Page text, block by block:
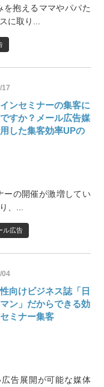
抱えるママやパパた
に取り...
17
ンセミナーの集客に
すか？メール広告媒
した集客効率UPの
ーの開催が激増してい
、...
ル広告
04
向けビジネス誌「日
ン」だからできる効
ミナー集客
告展開が可能な媒体